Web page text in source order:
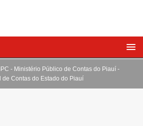
- Ministério Público de Contas do Piauí -
de Contas do Estado do Piauí